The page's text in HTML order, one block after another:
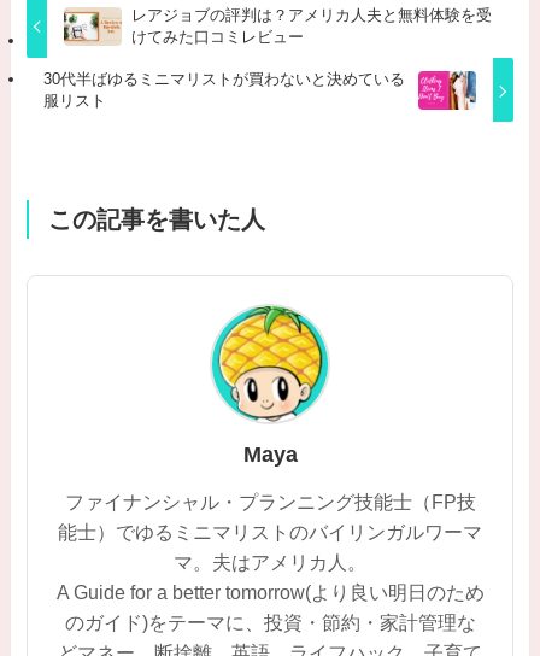
レアジョブの評判は？アメリカ人夫と無料体験を受
けてみた口コミレビュー
30代半ばゆるミニマリストが買わないと決めている
服リスト
この記事を書いた人
Maya
ファイナンシャル・プランニング技能士（FP技
能士）でゆるミニマリストのバイリンガルワーマ
マ。夫はアメリカ人。
A Guide for a better tomorrow(より良い明日のため
のガイド)をテーマに、投資・節約・家計管理な